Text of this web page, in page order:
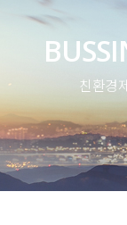
친환경